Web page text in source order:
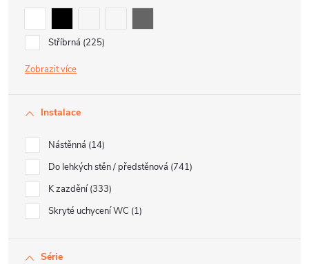
Stříbrná 225
Zobrazit
Instalace
Nástěnná 14
Do lehkých stěn / předstěnová 741
K zazdění 333
Skryté uchycení WC 1
Série